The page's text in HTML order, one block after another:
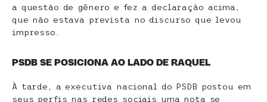
a questão de gênero e fez a declaração acima,
que não estava prevista no discurso que levou
impresso.
PSDB SE POSICIONA AO LADO DE RAQUEL
À tarde, a executiva nacional do PSDB postou em
seus perfis nas redes sociais uma nota se